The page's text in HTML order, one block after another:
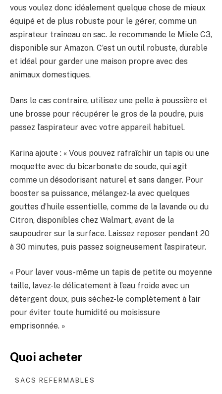
vous voulez donc idéalement quelque chose de mieux
équipé et de plus robuste pour le gérer, comme un
aspirateur traîneau en sac. Je recommande le Miele C3,
disponible sur Amazon. C’est un outil robuste, durable
et idéal pour garder une maison propre avec des
animaux domestiques.
Dans le cas contraire, utilisez une pelle à poussière et
une brosse pour récupérer le gros de la poudre, puis
passez l’aspirateur avec votre appareil habituel.
Karina ajoute : « Vous pouvez rafraîchir un tapis ou une
moquette avec du bicarbonate de soude, qui agit
comme un désodorisant naturel et sans danger. Pour
booster sa puissance, mélangez-la avec quelques
gouttes d’huile essentielle, comme de la lavande ou du
Citron, disponibles chez Walmart, avant de la
saupoudrer sur la surface. Laissez reposer pendant 20
à 30 minutes, puis passez soigneusement l’aspirateur.
« Pour laver vous-même un tapis de petite ou moyenne
taille, lavez-le délicatement à l’eau froide avec un
détergent doux, puis séchez-le complètement à l’air
pour éviter toute humidité ou moisissure
emprisonnée. »
Quoi acheter
SACS REFERMABLES